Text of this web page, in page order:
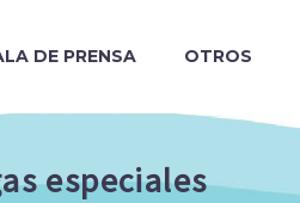
DE PRENSA OTROS
especiales